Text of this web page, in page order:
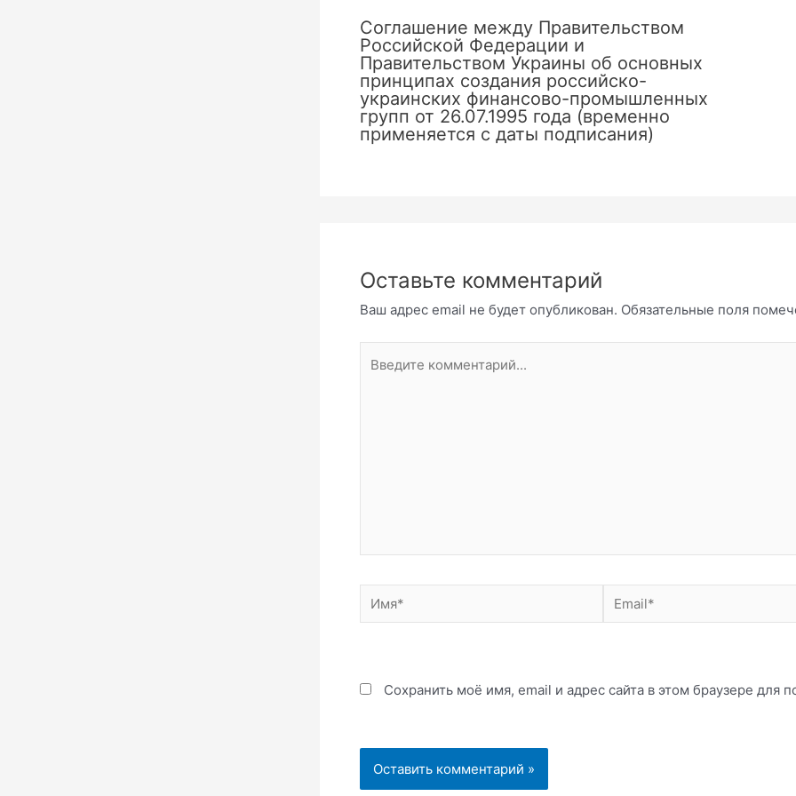
Соглашение между Правительством
Российской Федерации и
Правительством Украины об основных
принципах создания российско-
украинских финансово-промышленных
групп от 26.07.1995 года (временно
применяется с даты подписания)
Оставьте комментарий
Ваш адрес email не будет опубликован. Обязательные поля
комментарий...
Имя* Email*
Сохранить моё имя, email и адрес сайта в этом браузере для